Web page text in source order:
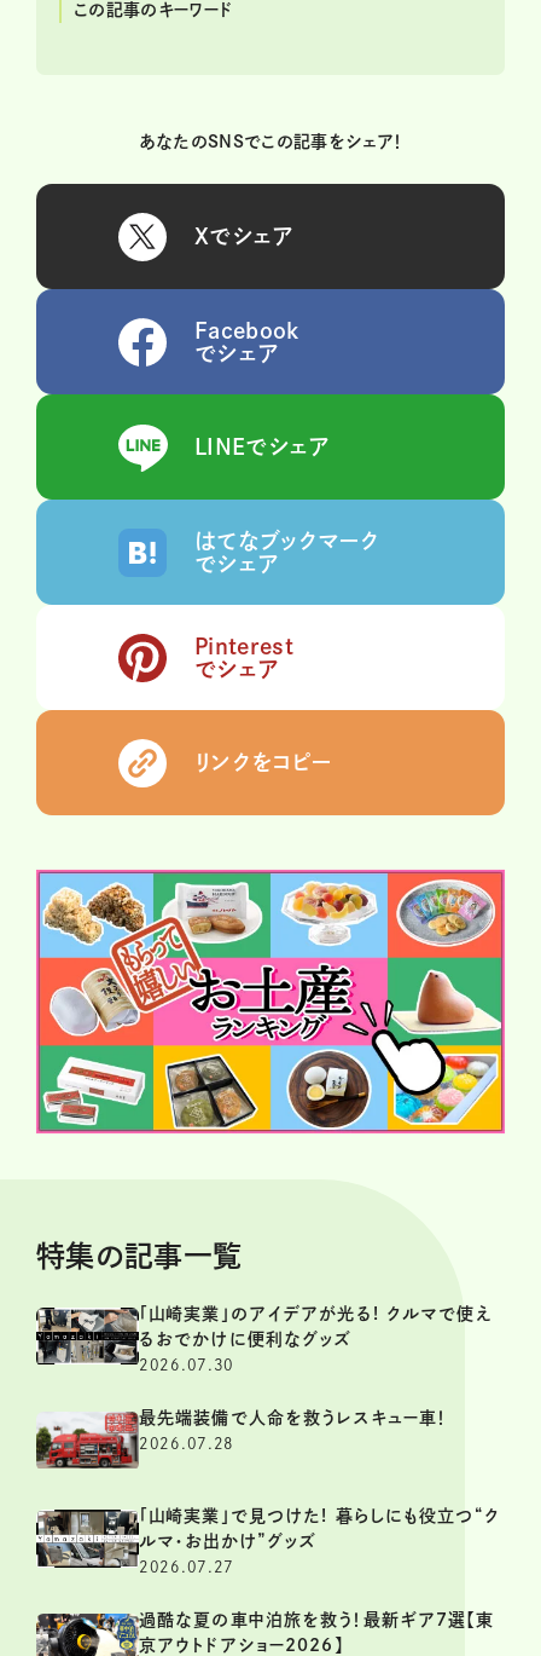
この記事のキーワード
あなたのSNSでこの記事をシェア！
Xでシェア
Facebook
でシェア
LINEでシェア
はてなブックマーク
でシェア
Pinterest
でシェア
リンクをコピー
特集の記事一覧
「山崎実業」のアイデアが光る! クルマで使え
るおでかけに便利なグッズ
2026.07.30
最先端装備で人命を救うレスキュー車！
2026.07.28
「山崎実業」で見つけた! 暮らしにも役立つ“ク
ルマ・お出かけ”グッズ
2026.07.27
過酷な夏の車中泊旅を救う！最新ギア7選【東
京アウトドアショー2026】